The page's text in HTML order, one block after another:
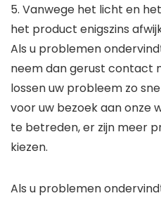
5. Vanwege het licht en
het product enigszins
Als u problemen
neem dan gerust contact
lossen uw probleem zo
voor uw bezoek aan onze
te betreden, er zijn meer
kiezen.
Als u problemen